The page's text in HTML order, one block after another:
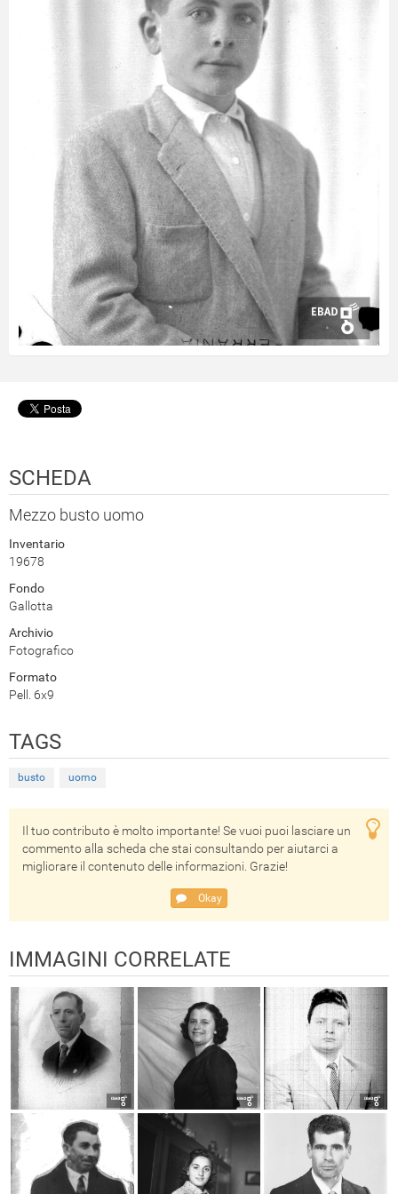
SCHEDA
Mezzo busto uomo
Inventario
19678
Fondo
Gallotta
Archivio
Fotografico
Formato
Pell. 6x9
TAGS
busto uomo
Il tuo contributo è molto importante! Se vuoi puoi lasciare un
commento alla scheda che stai consultando per aiutarci a
migliorare il contenuto delle informazioni. Grazie!
Okay
IMMAGINI CORRELATE